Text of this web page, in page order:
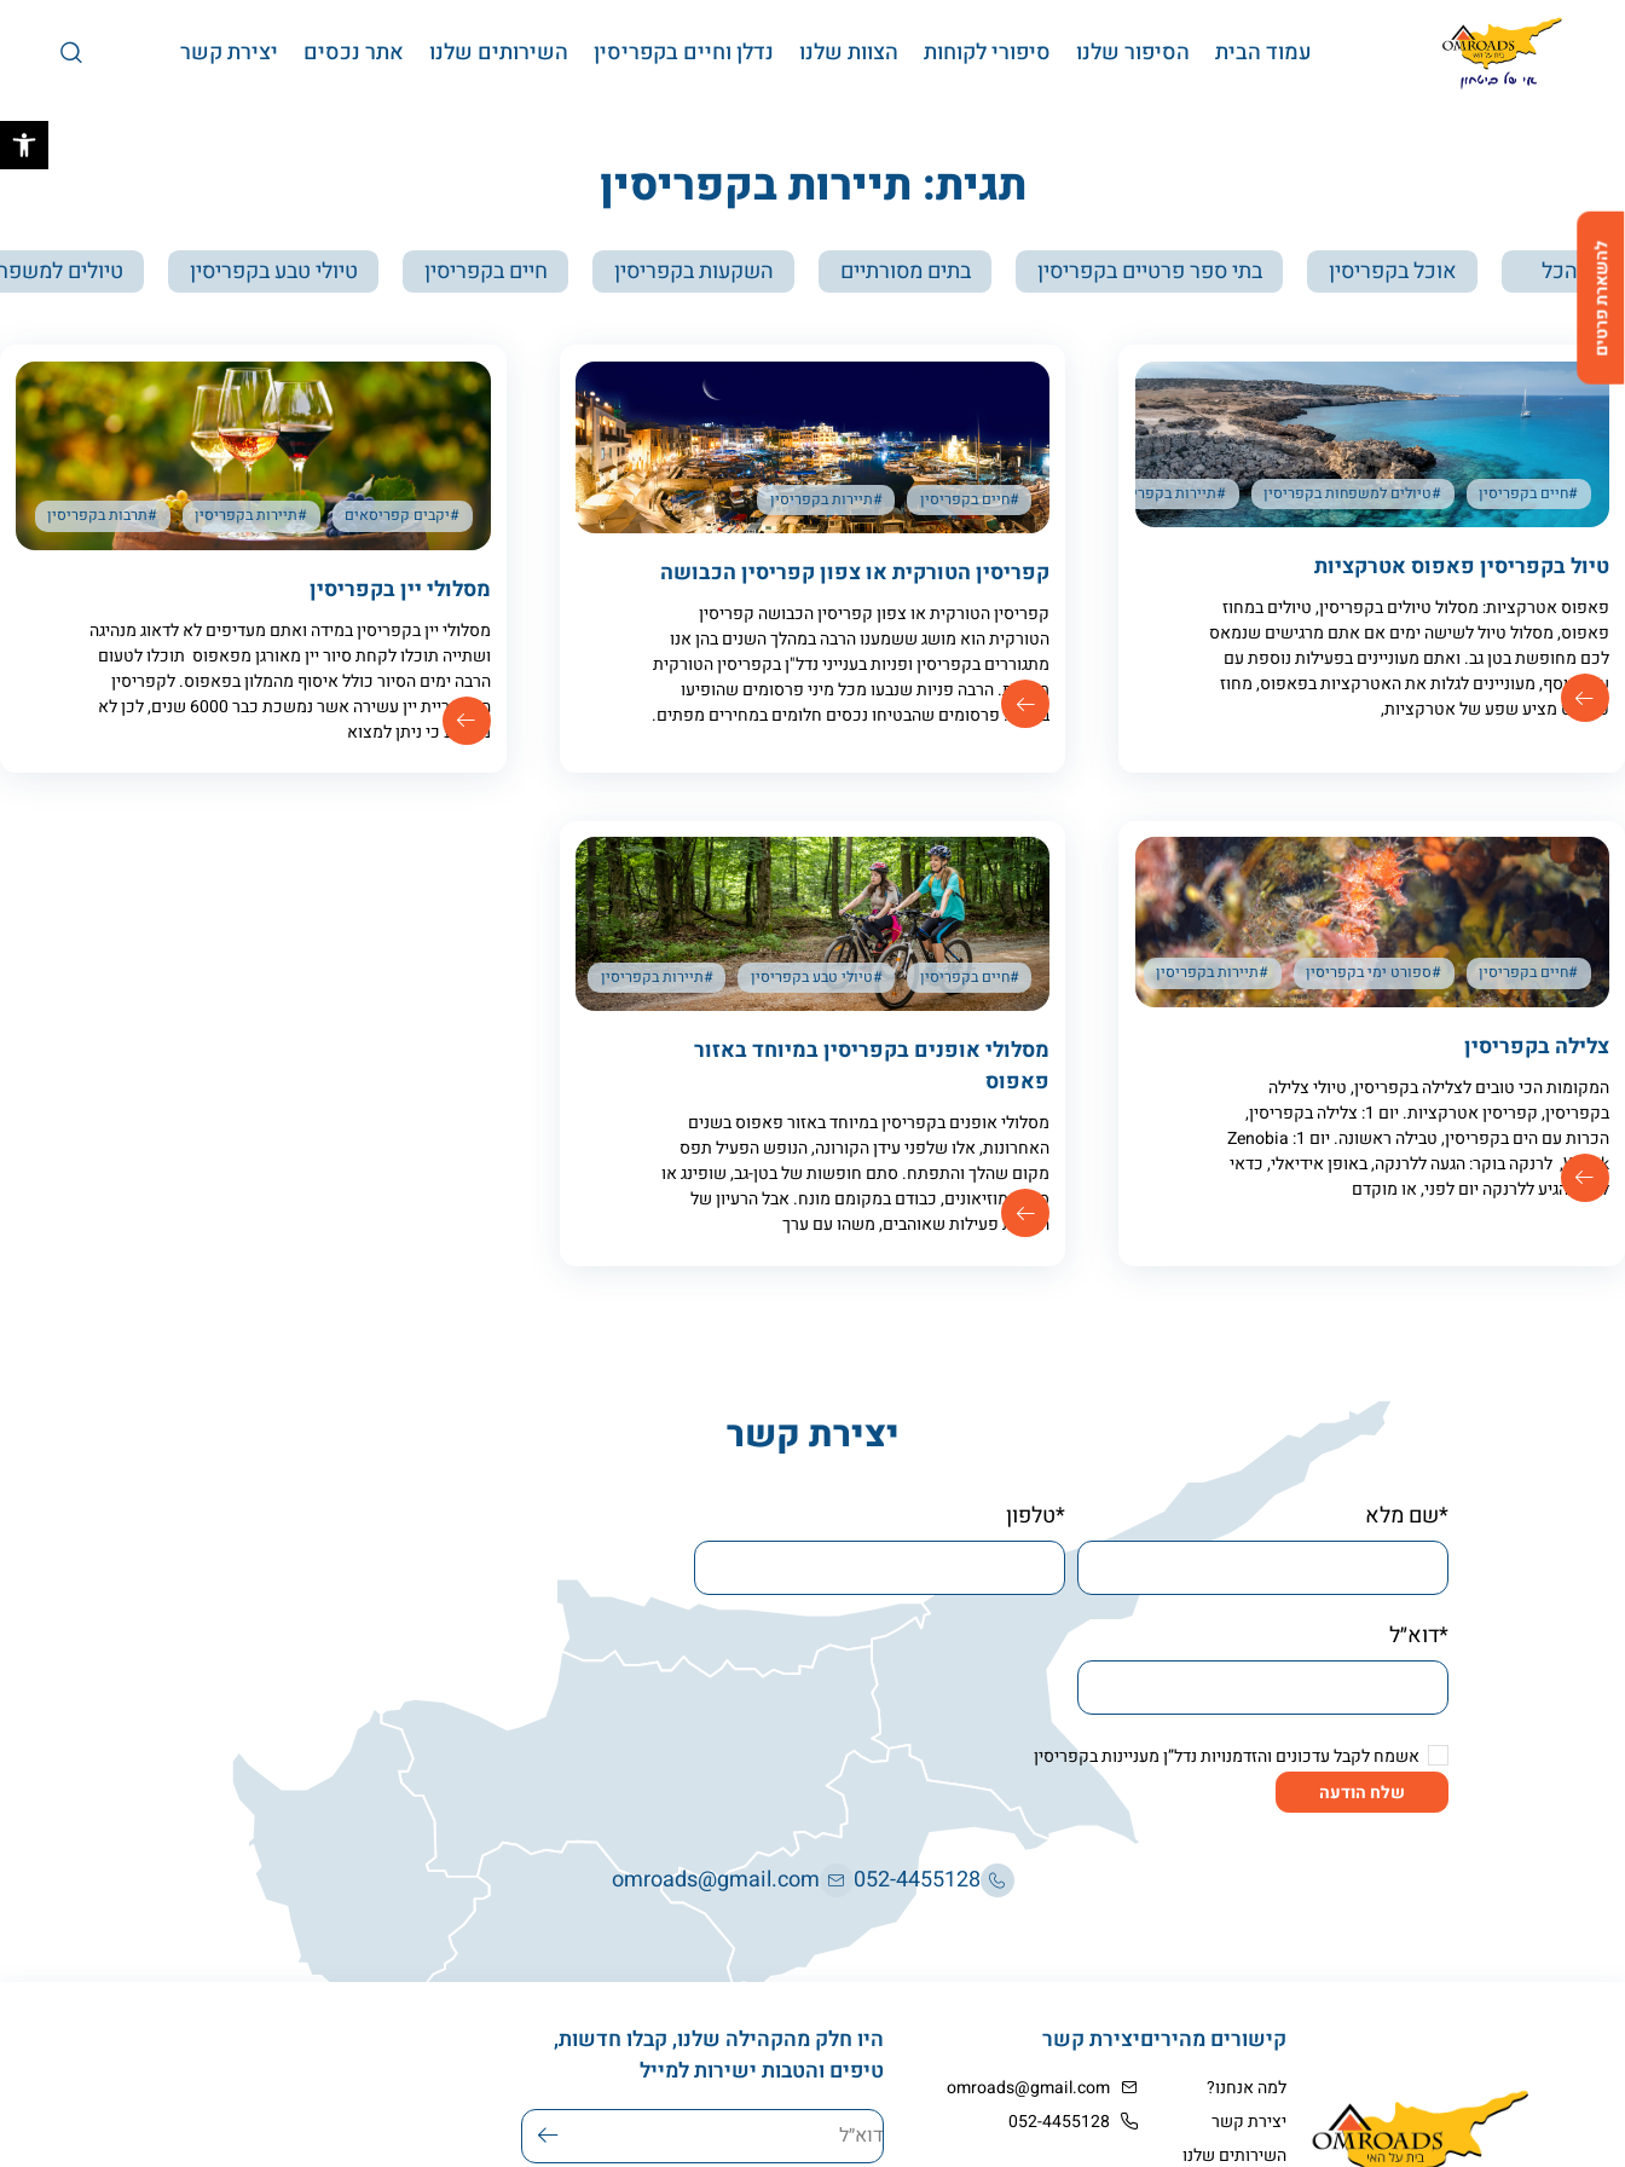
Skip to Content
עמוד הבית
הסיפור שלנו סיפורי לקוחות הצוות שלנו נדלן וחיים בקפריסין השירותים שלנו אתר נכסים יצירת קשר
תגית: תיירות בקפריסין
הכל אוכל בקפריסין בתי ספר פרטיים בקפריסין בתים מסורתיים השקעות בקפריסין חיים בקפריסין טיולי טבע בקפריסין טיולים
#חיים בקפריסין #טיולים למשפחות בקפריסין #תיירות בקפריסין
טיול בקפריסין פאפוס אטרקציות
פאפוס אטרקציות: מסלול טיולים בקפריסין, טיולים במחוז
פאפוס, מסלול טיול לשישה ימים אם אתם מרגישים שנמאס
לכם מחופשת בטן גב. ואתם מעוניינים בפעילות נוספת עם
ערך מוסף, מעוניינים לגלות את האטרקציות בפאפוס, מחוז
פאפוס מציע שפע של אטרקציות,
#חיים בקפריסין #תיירות בקפריסין
קפריסין הטורקית או צפון קפריסין הכבושה
קפריסין הטורקית או צפון קפריסין הכבושה קפריסין
הטורקית הוא מושג ששמענו הרבה במהלך השנים בהן אנו
מתגוררים בקפריסין ופניות בענייני נדל"ן בקפריסין הטורקית
מגיעות. הרבה פניות שנבעו מכל מיני פרסומים שהופיעו
ברשת. פרסומים שהבטיחו נכסים חלומים במחירים מפתים.
#יקבים קפריסאים #תיירות בקפריסין #תרבות בקפריסין
מסלולי יין בקפריסין
מסלולי יין בקפריסין במידה ואתם מעדיפים לא לדאוג מנהיגה
ושתייה תוכלו לקחת סיור יין מאורגן מפאפוס תוכלו לטעום
הרבה ימים הסיור כולל איסוף מהמלון בפאפוס. לקפריסין
היסטוריית יין עשירה אשר נמשכת כבר 6000 שנים, לכן לא
מפתיע כי ניתן למצוא
#חיים בקפריסין #ספורט ימי בקפריסין #תיירות בקפריסין
צלילה בקפריסין
המקומות הכי טובים לצלילה בקפריסין, טיולי צלילה
בקפריסין, קפריסין אטרקציות. יום 1: צלילה בקפריסין,
הכרות עם הים בקפריסין, טבילה ראשונה. יום 1: Zenobia
Wreck, לרנקה בוקר: הגעה ללרנקה, באופן אידיאלי, כדאי
לכם להגיע ללרנקה יום לפני, או מוקדם
#חיים בקפריסין #טיולי טבע בקפריסין #תיירות בקפריסין
מסלולי אופנים בקפריסין במיוחד באזור
פאפוס
מסלולי אופנים בקפריסין במיוחד באזור פאפוס​ בשנים
האחרונות, אלו שלפני עידן הקורונה, הנופש הפעיל תפס
מקום שהלך והתפתח. סתם חופשות של בטן-גב, שופינג או
סיור במוזיאונים, כבודם במקומם מונח. אבל הרעיון של
הוספת פעילות שאוהבים, משהו עם ערך
יצירת קשר
*שם מלא *טלפון
*דוא״ל
אשמח לקבל עדכונים והזדמנויות נדל”ן מעניינות בקפריסין
שלח הודעה
052-4455128
omroads@gmail.com
היו חלק מהקהילה שלנו, קבלו חדשות,
טיפים והטבות ישירות למייל
דוא׳׳ל
קישורים מהירים
למה אנחנו?
יצירת קשר
השירותים שלנו
יצירת קשר
omroads@gmail.com
052-4455128
להשארת פרטים
בחזרה למעלה